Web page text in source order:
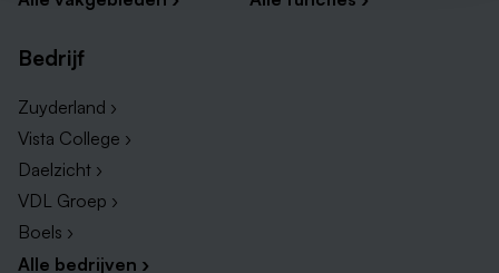
Bedrijf
Zuyderland ›
Vista College ›
Daelzicht ›
VDL Groep ›
Boels ›
Alle bedrijven ›